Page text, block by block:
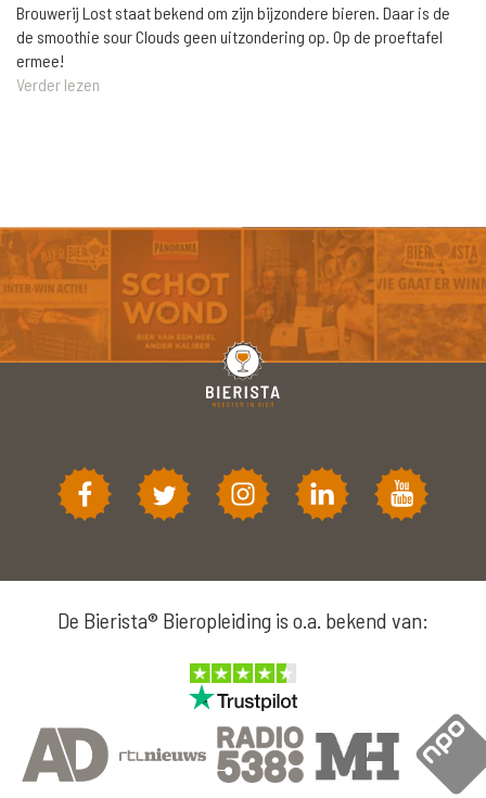
Brouwerij Lost staat bekend om zijn bijzondere bieren. Daar is de
de smoothie sour Clouds geen uitzondering op. Op de proeftafel
ermee!
Verder lezen
De Bierista® Bieropleiding is o.a. bekend van: